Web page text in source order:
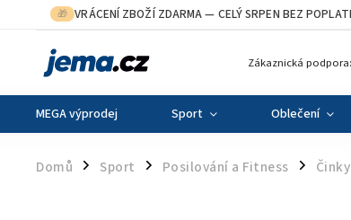
🎁 VRÁCENÍ ZBOŽÍ ZDARMA— CELÝ SRPEN BEZ
Zákaznická podpora:
MEGA výprodej Sport Oblečení
Domů / Sport / Posilování a Fitness /